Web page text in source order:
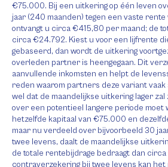
€75.000. Bij een uitkering op één leven
jaar (240 maanden) tegen een vaste rente
ontvangt u circa €415,80 per maand; de
circa €24.792. Kiest u voor een lijfrente
gebaseerd, dan wordt de uitkering
overleden partner is heengegaan. Dit
aanvullende inkomsten en helpt de
reden waarom partners deze variant
wel dat de maandelijkse uitkering lager zal
over een potentieel langere periode moet
hetzelfde kapitaal van €75.000 en
maar nu verdeeld over bijvoorbeeld 30
twee levens, daalt de maandelijkse
de totale rentebijdrage bedraagt dan
contraverzekering bij twee levens kan